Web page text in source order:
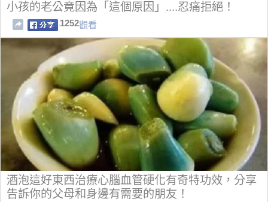
小孩的老公竟因為「這個原因」....忍痛拒絕！
1252觀看
酒泡這好東西治療心腦血管硬化有奇特功效，分享
告訴你的父母和身邊有需要的朋友！